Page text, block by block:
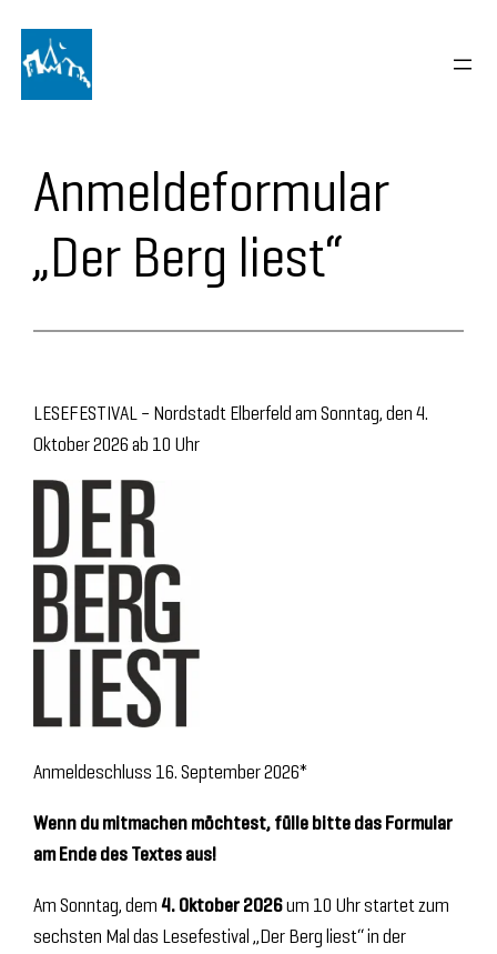
Zum
Inhalt
springen
Anmeldeformular
„Der Berg liest“
LESEFESTIVAL – Nordstadt Elberfeld am Sonntag, den 4.
Oktober 2026 ab 10 Uhr
Anmeldeschluss 16. September 2026*
Wenn du mitmachen möchtest, fülle bitte das Formular
am Ende des Textes aus!
Am Sonntag, dem4. Oktober 2026um 10 Uhr startet zum
sechsten Mal das Lesefestival „Der Berg liest“ in der